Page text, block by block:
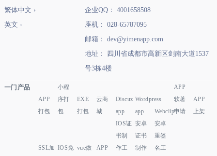
繁体中文 ›
英文 ›
企业QQ： 4001658508
座机： 028-65787095
邮箱： dev@yimenapp.com
地址： 四川省成都市高新区剑南大道1537
号3栋4楼
一门产品
APP
打包
小程
序打
包
EXE
打包
云商
城
Discuz
app
Wordpress
app
Webclip
APP
软著
申请
APP
上架
SSL加 IOS免 vue做
APP
IOS证
书制
作工
安卓
证书
制作
安卓
重签
名工